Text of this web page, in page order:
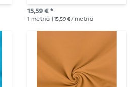
15,59 € *
1 metriä | 15,59 € / metriä